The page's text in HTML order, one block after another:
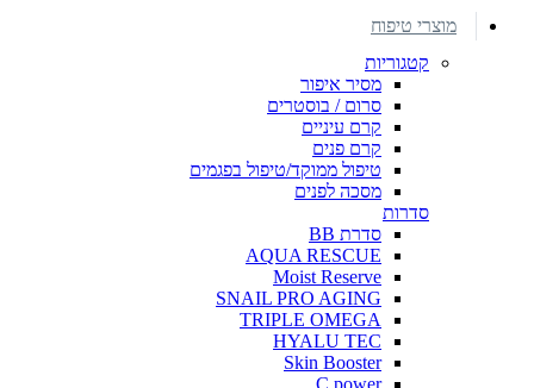
מוצרי טיפוח
קטגוריות
מסיר איפור
סרום / בוסטרים
קרם עיניים
קרם פנים
טיפול ממוקד/טיפול בפגמים
מסכה לפנים
סדרות
סדרת BB
AQUA RESCUE
Moist Reserve
SNAIL PRO AGING
TRIPLE OMEGA
HYALU TEC
Skin Booster
C power